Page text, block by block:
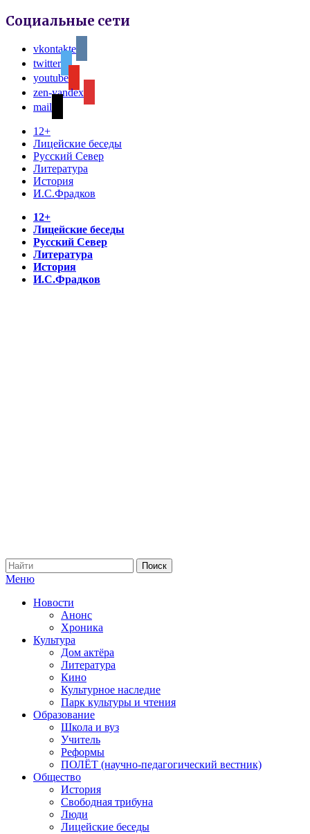
Социальные сети
vkontakte
twitter
youtube
zen-yandex
mail
12+
Лицейские беседы
Русский Север
Литература
История
И.С.Фрадков
12+
Лицейские беседы
Русский Север
Литература
История
И.С.Фрадков
Меню
Новости
Анонс
Хроника
Культура
Дом актёра
Литература
Кино
Культурное наследие
Парк культуры и чтения
Образование
Школа и вуз
Учитель
Реформы
ПОЛЁТ (научно-педагогический вестник)
Общество
История
Свободная трибуна
Люди
Лицейские беседы